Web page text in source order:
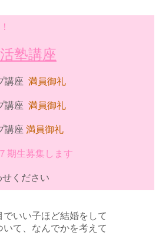
塾講座
講座 満員御礼
講座 満員御礼
講座 満員御礼
生募集します
ください
でいい子ほど結婚をして
いて、なんでかを考えて